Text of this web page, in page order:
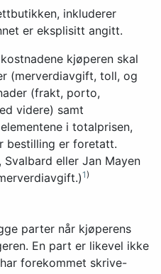
inkluderer
er eksplisitt angitt.
kjøperen skal
(merverdiavgift, toll, og
(frakt, porto,
videre) samt
i totalprisen,
bestilling er foretatt.
eller Jan Mayen
1)
parter når kjøperens
En part er likevel ikke
forekommet skrive-